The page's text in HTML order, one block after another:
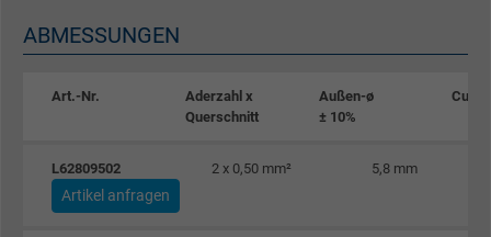
ABMESSUNGEN
Art.-Nr.
Aderzahl x
Querschnitt
Außen-ø
± 10%
Cu-
L62809502 2 x 0,50 mm² 5,8 mm
Artikel anfragen